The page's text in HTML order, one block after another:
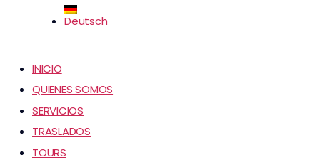
Deutsch
INICIO
QUIENES SOMOS
SERVICIOS
TRASLADOS
TOURS